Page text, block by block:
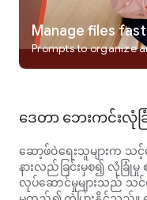
အင်္ဂါရပ်သည် ရုပ်ပုံများ
စေပါသည်။ နောက်ပိုင်းတွ
မျှဝေခြင်းအတွက် စာသ
များနှင့် PDF သို့မဟုတ်
အလွယ်တကူမျှဝေနိုင်သည်- ဆို
ဖိုင်များ ပေးပို့ခြင်း သို့
များ စသည်ဖြင့် မျှဝေနိုင်
* ကြိုးမဲ့ပုံနှိပ်ခြင်းနှင့် အဝ
Manage files
Prompts to organize
ဒေတာ ဘေးကင်းလုံခ
ဆော့ဖ်ဝဲရေးသူများက သ
နားလည်ခြင်းမှစ၍ လုံခြုံ
လုပ်ဆောင်မှုများသည် သ